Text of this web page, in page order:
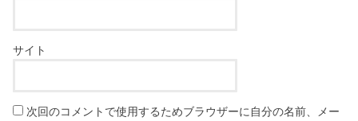
サイト
次回のコメントで使用するためブラウザーに自分の名前、メー